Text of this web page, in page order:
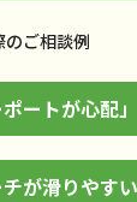
のご相談例
ートが心配」
が滑りやすい